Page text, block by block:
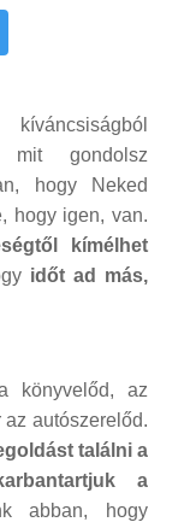
gondolsz
hogy Neked
hogy igen, van.
kímélhet
időt ad más,
könyvelőd, az
autószerelőd.
találni a
a
abban, hogy